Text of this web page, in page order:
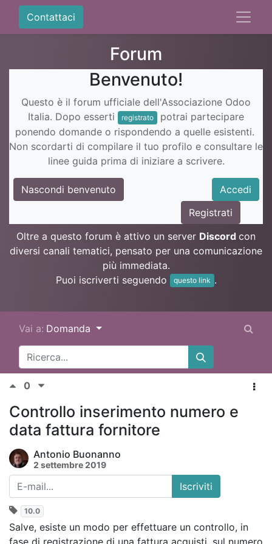
Contattaci
Forum
Benvenuto!
Questo è il forum ufficiale dell'Associazione Odoo
Italia. Dopo esserti
registrato
potrai partecipare
ponendo domande o rispondendo a quelle esistenti.
Non scordarti di compilare il tuo profilo e consultare le
linee guida prima di iniziare a scrivere.
Nascondi benvenuto
Accedi
Registrati
Oltre a questo forum è attivo un server Discord con
diversi canali tematici, pensato per una comunicazione
più immediata.
Puoi iscriverti seguendo
questo link .
Vai a: Domanda
0
Controllo inserimento numero e
data fattura fornitore
Antonio Buonanno
2 settembre 2019
Iscriviti
10.0
Salve, esiste un modo per effettuare un controllo, in